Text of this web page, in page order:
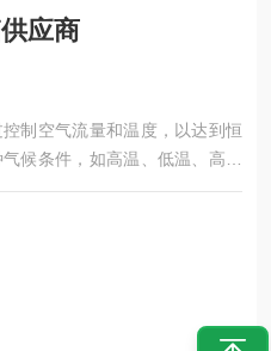
应商
制空气流量和温度，以达到恒
候条件，如高温、低温、高湿
在不同环境下的性能变化。这
医疗、航天等领域，用于测试
性能。